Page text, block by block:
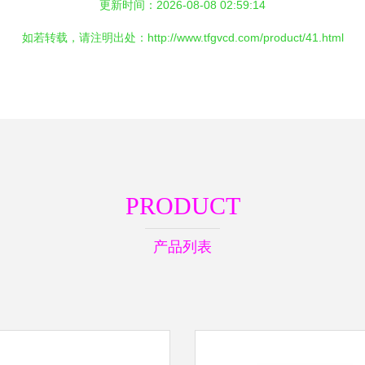
更新时间：2026-08-08 02:59:14
如若转载，请注明出处：http://www.tfgvcd.com/product/41.html
PRODUCT
产品列表